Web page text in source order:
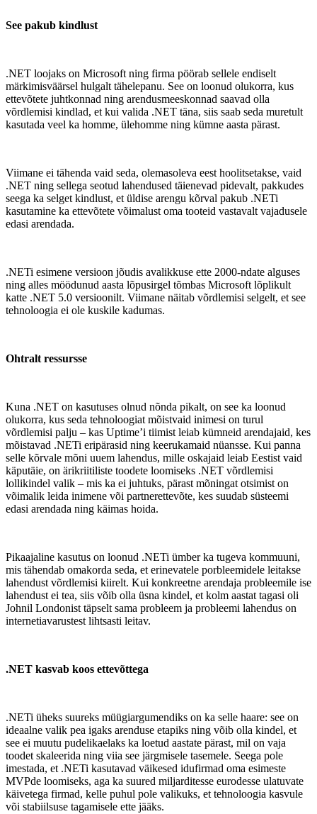
See pakub kindlust
.NET loojaks on Microsoft ning firma pöörab sellele endiselt
märkimisväärsel hulgalt tähelepanu. See on loonud olukorra, kus
ettevõtete juhtkonnad ning arendusmeeskonnad saavad olla
võrdlemisi kindlad, et kui valida .NET täna, siis saab seda muretult
kasutada veel ka homme, ülehomme ning kümne aasta pärast.
Viimane ei tähenda vaid seda, olemasoleva eest hoolitsetakse, vaid
.NET ning sellega seotud lahendused täienevad pidevalt, pakkudes
seega ka selget kindlust, et üldise arengu kõrval pakub .NETi
kasutamine ka ettevõtete võimalust oma tooteid vastavalt vajadusele
edasi arendada.
.NETi esimene versioon jõudis avalikkuse ette 2000-ndate alguses
ning alles möödunud aasta lõpusirgel tõmbas Microsoft lõplikult
katte .NET 5.0 versioonilt. Viimane näitab võrdlemisi selgelt, et see
tehnoloogia ei ole kuskile kadumas.
Ohtralt ressursse
Kuna .NET on kasutuses olnud nõnda pikalt, on see ka loonud
olukorra, kus seda tehnoloogiat mõistvaid inimesi on turul
võrdlemisi palju – kas Uptime’i tiimist leiab kümneid arendajaid, kes
mõistavad .NETi eripärasid ning keerukamaid nüansse. Kui panna
selle kõrvale mõni uuem lahendus, mille oskajaid leiab Eestist vaid
käputäie, on ärikriitiliste toodete loomiseks .NET võrdlemisi
lollikindel valik – mis ka ei juhtuks, pärast mõningat otsimist on
võimalik leida inimene või partnerettevõte, kes suudab süsteemi
edasi arendada ning käimas hoida.
Pikaajaline kasutus on loonud .NETi ümber ka tugeva kommuuni,
mis tähendab omakorda seda, et erinevatele porbleemidele leitakse
lahendust võrdlemisi kiirelt. Kui konkreetne arendaja probleemile ise
lahendust ei tea, siis võib olla üsna kindel, et kolm aastat tagasi oli
Johnil Londonist täpselt sama probleem ja probleemi lahendus on
internetiavarustest lihtsasti leitav.
.NET kasvab koos ettevõttega
.NETi üheks suureks müügiargumendiks on ka selle haare: see on
ideaalne valik pea igaks arenduse etapiks ning võib olla kindel, et
see ei muutu pudelikaelaks ka loetud aastate pärast, mil on vaja
toodet skaleerida ning viia see järgmisele tasemele. Seega pole
imestada, et .NETi kasutavad väikesed idufirmad oma esimeste
MVPde loomiseks, aga ka suured miljarditesse eurodesse ulatuvate
käivetega firmad, kelle puhul pole valikuks, et tehnoloogia kasvule
või stabiilsuse tagamisele ette jääks.